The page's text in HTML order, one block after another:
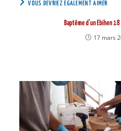
VOUS DEVRIEZ ÉGALEMENT AIMER
Baptême d’un Ebihen
17 mars